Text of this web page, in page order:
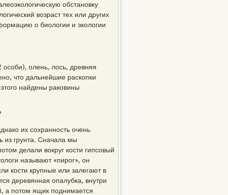
обстановку
возраст тех или других
о биологии и экологии
олень, лось, древняя
что дальнейшие раскопки
найдены раковины
их сохранность очень
из грунта. Сначала мы
делали вокруг кости гипсовый
называют «пирог», он
кости крупные или залегают в
деревянная опалубка, внутри
а потом ящик поднимается